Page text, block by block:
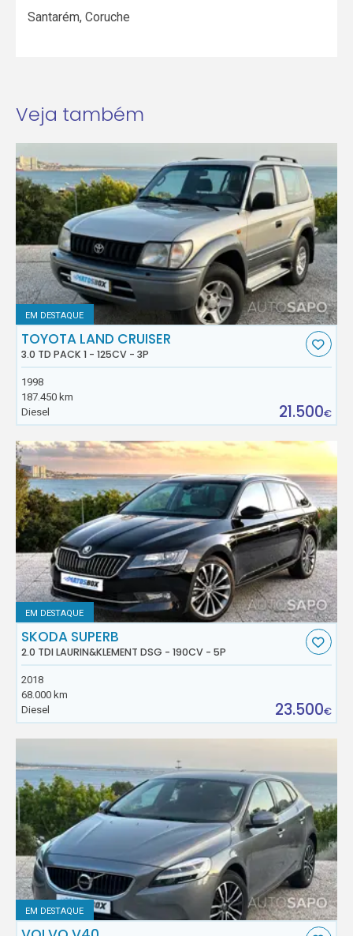
Santarém,Coruche
Veja também
EM DESTAQUE
TOYOTA LAND CRUISER
3.0 TD PACK 1 - 125CV - 3P
1998
187.450 km
Diesel
21.500€
EM DESTAQUE
SKODA SUPERB
2.0 TDI LAURIN&KLEMENT DSG - 190CV - 5P
2018
68.000 km
Diesel
23.500€
EM DESTAQUE